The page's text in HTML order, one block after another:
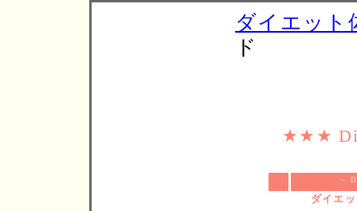
ダイエット
ド
★★★
～
ダイエ